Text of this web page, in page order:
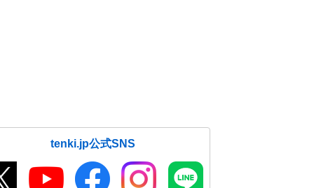
tenki.jp公式SNS